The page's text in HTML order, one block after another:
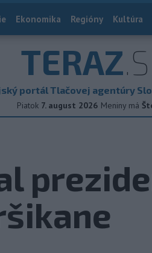
Ekonomika Regióny Kultúra
TERAZ
portál Tlačovej agentúry
Piatok 7. august 2026 Meniny má